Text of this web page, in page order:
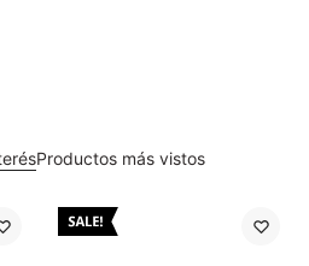
Productos más vistos